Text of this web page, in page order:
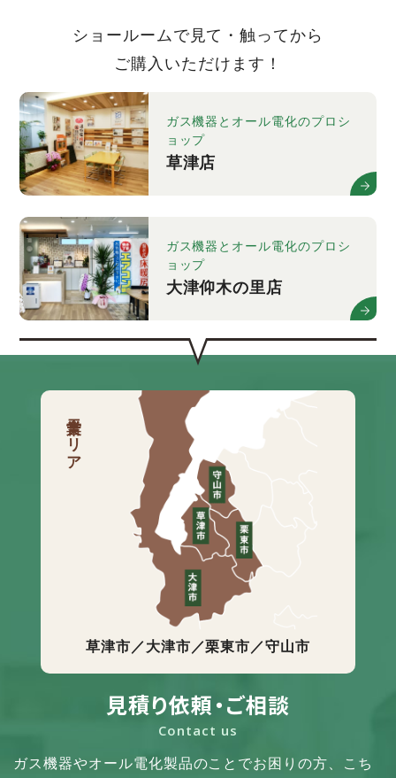
ショールームで見て・触ってから
ご購入いただけます！
ガス機器とオール電化のプロシ
ョップ
草津店
ガス機器とオール電化のプロシ
ョップ
大津仰木の里店
営業エリア
草津市／大津市／栗東市／守山市
見積り依頼・ご相談
Contact us
ガス機器やオール電化製品のことでお困りの方、 こち